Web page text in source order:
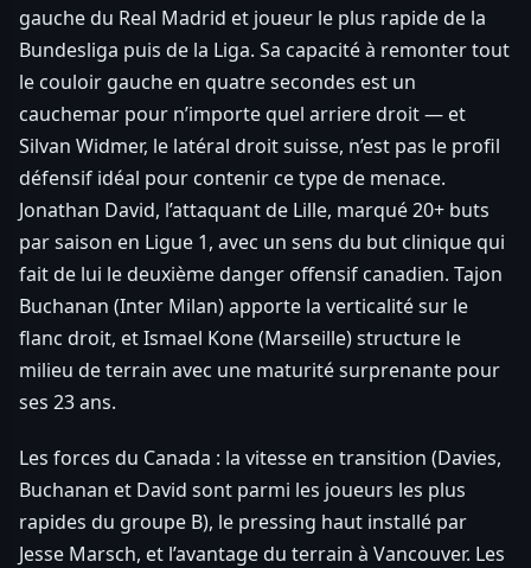
gauche du Real Madrid et joueur le plus rapide de la
Bundesliga puis de la Liga. Sa capacité à remonter tout
le couloir gauche en quatre secondes est un
cauchemar pour n’importe quel arriere droit — et
Silvan Widmer, le latéral droit suisse, n’est pas le profil
défensif idéal pour contenir ce type de menace.
Jonathan David, l’attaquant de Lille, marqué 20+ buts
par saison en Ligue 1, avec un sens du but clinique qui
fait de lui le deuxième danger offensif canadien. Tajon
Buchanan (Inter Milan) apporte la verticalité sur le
flanc droit, et Ismael Kone (Marseille) structure le
milieu de terrain avec une maturité surprenante pour
ses 23 ans.
Les forces du Canada : la vitesse en transition (Davies,
Buchanan et David sont parmi les joueurs les plus
rapides du groupe B), le pressing haut installé par
Jesse Marsch, et l’avantage du terrain à Vancouver. Les